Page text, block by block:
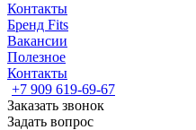
Контакты
Бренд Fits
Вакансии
Полезное
Контакты
+7 909 619-69-67
Заказать звонок
Задать вопрос